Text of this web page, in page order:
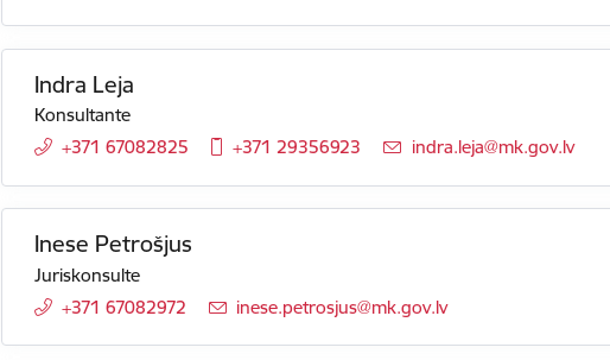
Indra Leja
Konsultante
+371 67082825
+371 29356923 E-pasts:
indra.leja@mk.gov.lv
Inese Petrošjus
Juriskonsulte
+371 67082972
E-pasts:
inese.petrosjus@mk.gov.lv